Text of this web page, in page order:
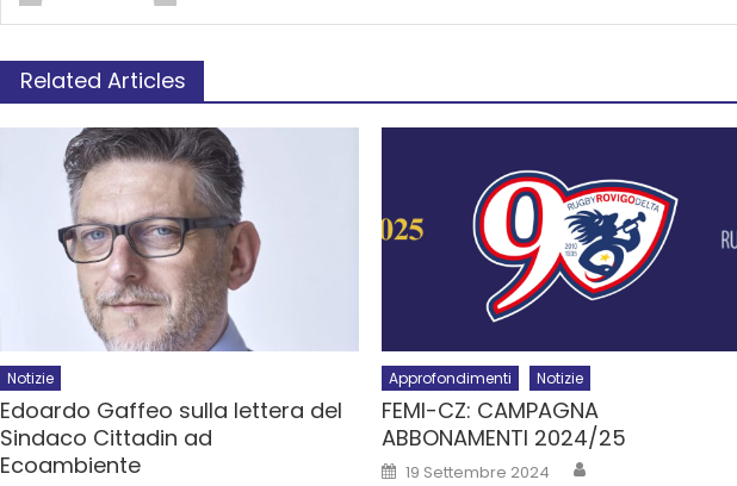
Related Articles
Notizie
Edoardo Gaffeo sulla lettera del
Sindaco Cittadin ad
Ecoambiente
Approfondimenti Notizie
FEMI-CZ: CAMPAGNA
ABBONAMENTI 2024/25
19 Settembre 2024